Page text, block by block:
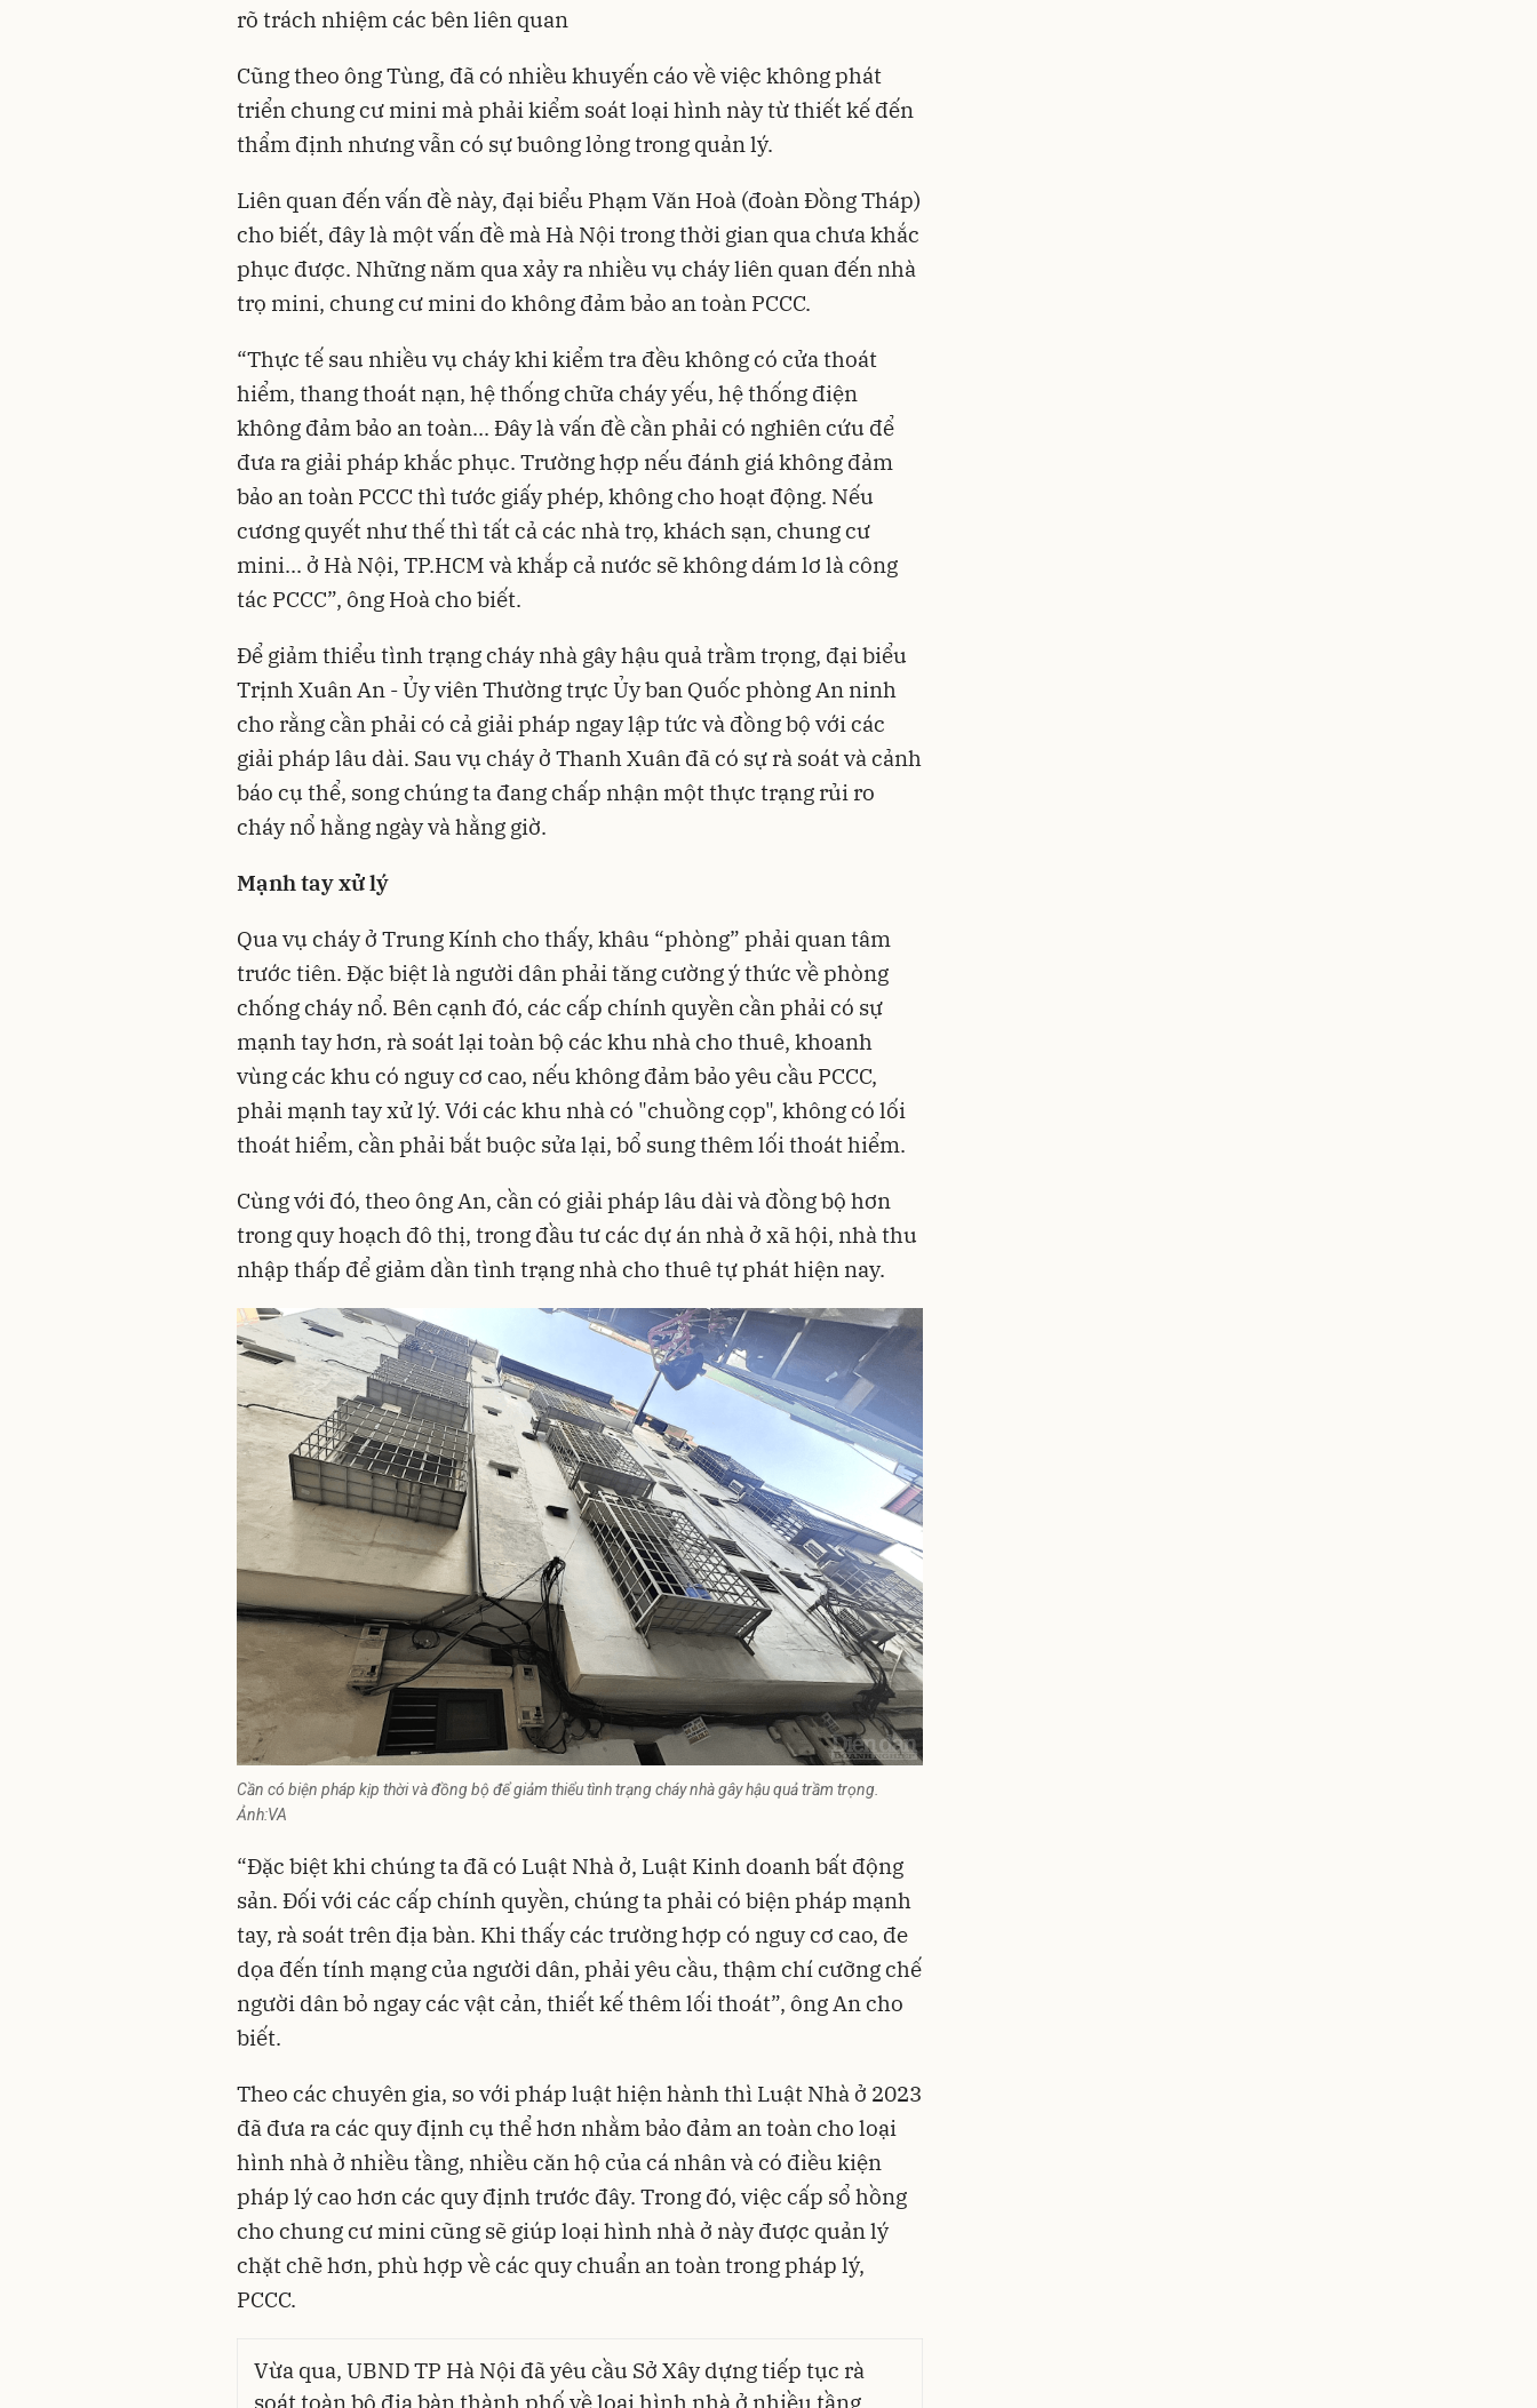
rõ trách nhiệm các bên liên quan
Cũng theo ông Tùng, đã có nhiều khuyến cáo về việc không phát
triển chung cư mini mà phải kiểm soát loại hình này từ thiết kế đến
thẩm định nhưng vẫn có sự buông lỏng trong quản lý.
Liên quan đến vấn đề này, đại biểu Phạm Văn Hoà (đoàn Đồng Tháp)
cho biết, đây là một vấn đề mà Hà Nội trong thời gian qua chưa khắc
phục được. Những năm qua xảy ra nhiều vụ cháy liên quan đến nhà
trọ mini, chung cư mini do không đảm bảo an toàn PCCC.
“Thực tế sau nhiều vụ cháy khi kiểm tra đều không có cửa thoát
hiểm, thang thoát nạn, hệ thống chữa cháy yếu, hệ thống điện
không đảm bảo an toàn... Đây là vấn đề cần phải có nghiên cứu để
đưa ra giải pháp khắc phục. Trường hợp nếu đánh giá không đảm
bảo an toàn PCCC thì tước giấy phép, không cho hoạt động. Nếu
cương quyết như thế thì tất cả các nhà trọ, khách sạn, chung cư
mini... ở Hà Nội, TP.HCM và khắp cả nước sẽ không dám lơ là công
tác PCCC”, ông Hoà cho biết.
Để giảm thiểu tình trạng cháy nhà gây hậu quả trầm trọng, đại biểu
Trịnh Xuân An - Ủy viên Thường trực Ủy ban Quốc phòng An ninh
cho rằng cần phải có cả giải pháp ngay lập tức và đồng bộ với các
giải pháp lâu dài. Sau vụ cháy ở Thanh Xuân đã có sự rà soát và cảnh
báo cụ thể, song chúng ta đang chấp nhận một thực trạng rủi ro
cháy nổ hằng ngày và hằng giờ.
Mạnh tay xử lý
Qua vụ cháy ở Trung Kính cho thấy, khâu “phòng” phải quan tâm
trước tiên. Đặc biệt là người dân phải tăng cường ý thức về phòng
chống cháy nổ. Bên cạnh đó, các cấp chính quyền cần phải có sự
mạnh tay hơn, rà soát lại toàn bộ các khu nhà cho thuê, khoanh
vùng các khu có nguy cơ cao, nếu không đảm bảo yêu cầu PCCC,
phải mạnh tay xử lý. Với các khu nhà có "chuồng cọp", không có lối
thoát hiểm, cần phải bắt buộc sửa lại, bổ sung thêm lối thoát hiểm.
Cùng với đó, theo ông An, cần có giải pháp lâu dài và đồng bộ hơn
trong quy hoạch đô thị, trong đầu tư các dự án nhà ở xã hội, nhà thu
nhập thấp để giảm dần tình trạng nhà cho thuê tự phát hiện nay.
Cần có biện pháp kịp thời và đồng bộ để giảm thiểu tình trạng cháy nhà gây hậu quả trầm trọng.
Ảnh:VA
“Đặc biệt khi chúng ta đã có Luật Nhà ở, Luật Kinh doanh bất động
sản. Đối với các cấp chính quyền, chúng ta phải có biện pháp mạnh
tay, rà soát trên địa bàn. Khi thấy các trường hợp có nguy cơ cao, đe
dọa đến tính mạng của người dân, phải yêu cầu, thậm chí cưỡng chế
người dân bỏ ngay các vật cản, thiết kế thêm lối thoát”, ông An cho
biết.
Theo các chuyên gia, so với pháp luật hiện hành thì Luật Nhà ở 2023
đã đưa ra các quy định cụ thể hơn nhằm bảo đảm an toàn cho loại
hình nhà ở nhiều tầng, nhiều căn hộ của cá nhân và có điều kiện
pháp lý cao hơn các quy định trước đây. Trong đó, việc cấp sổ hồng
cho chung cư mini cũng sẽ giúp loại hình nhà ở này được quản lý
chặt chẽ hơn, phù hợp về các quy chuẩn an toàn trong pháp lý,
PCCC.
Vừa qua, UBND TP Hà Nội đã yêu cầu Sở Xây dựng tiếp tục rà
soát toàn bộ địa bàn thành phố về loại hình nhà ở nhiều tầng,